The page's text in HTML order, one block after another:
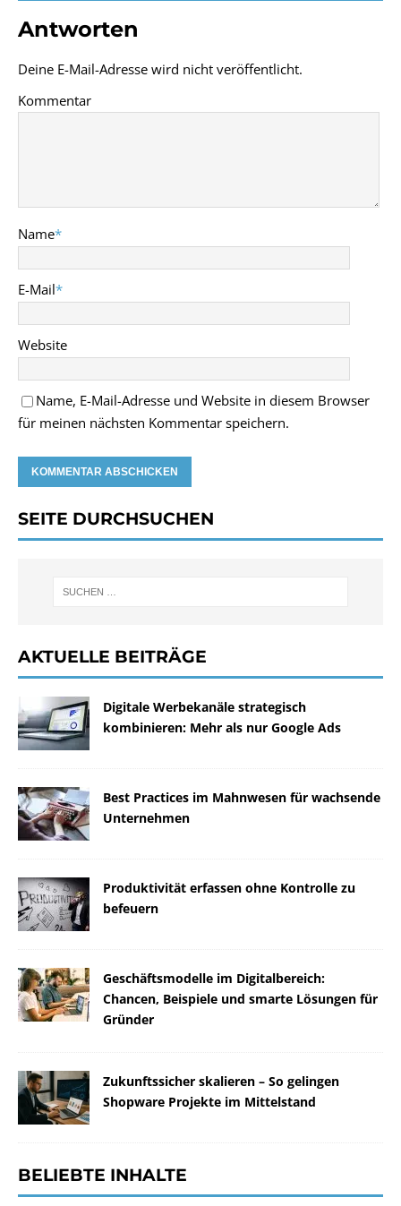
Antworten
Deine E-Mail-Adresse wird nicht veröffentlicht.
Kommentar
Name*
E-Mail*
Website
Name, E-Mail-Adresse und Website in diesem Browser
für meinen nächsten Kommentar speichern.
SEITE DURCHSUCHEN
AKTUELLE BEITRÄGE
Digitale Werbekanäle strategisch
kombinieren: Mehr als nur Google Ads
Best Practices im Mahnwesen für wachsende
Unternehmen
Produktivität erfassen ohne Kontrolle zu
befeuern
Geschäftsmodelle im Digitalbereich:
Chancen, Beispiele und smarte Lösungen für
Gründer
Zukunftssicher skalieren – So gelingen
Shopware Projekte im Mittelstand
BELIEBTE INHALTE